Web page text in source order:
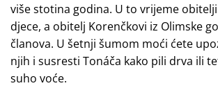
više stotina godina. U to vrijeme
djece, a obitelj Korenčkovi iz Olimske
članova. U šetnji šumom moći ćete
njih i susresti Tonáča kako pili drva ili
suho voće.